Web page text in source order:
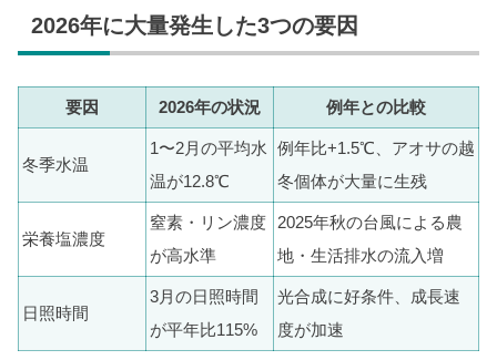
2026年に大量発生した3つの要因
要因 2026年の状況 例年との比較
冬季水温
1〜2月の平均水
温が12.8℃
例年比+1.5℃、アオサの越
冬個体が大量に生残
栄養塩濃度
窒素・リン濃度
が高水準
2025年秋の台風による農
地・生活排水の流入増
日照時間
3月の日照時間
が平年比115%
光合成に好条件、成長速
度が加速